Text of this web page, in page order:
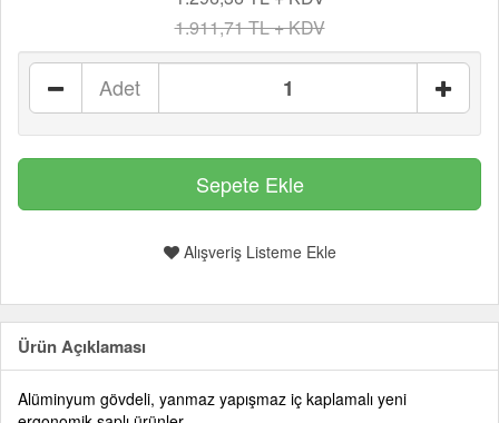
1.911,71 TL + KDV
Adet
Alışveriş Listeme Ekle
Ürün Açıklaması
Alüminyum gövdeli, yanmaz yapışmaz iç kaplamalı yeni